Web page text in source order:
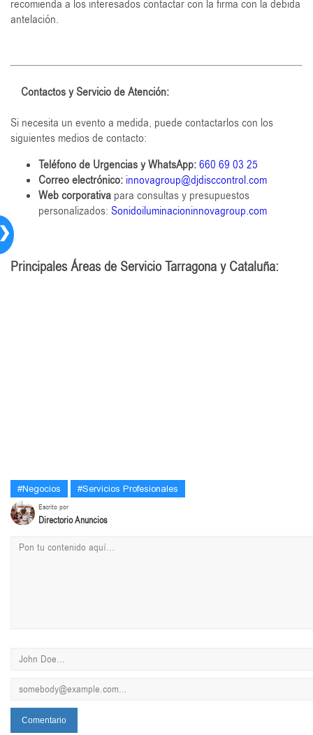
recomienda a los interesados contactar con la firma con la debida
antelación.
Contactos y Servicio de Atención:
Si necesita un evento a medida, puede contactarlos con los
siguientes medios de contacto:
Teléfono de Urgencias y WhatsApp:660 69 03 25
Correo electrónico: innovagroup@djdisccontrol.com
Web corporativa para consultas y presupuestos
personalizados: Sonidoiluminacioninnovagroup.com
Principales Áreas de Servicio Tarragona y Cataluña:
#Negocios #Servicios Profesionales
Escrito por
Directorio Anuncios